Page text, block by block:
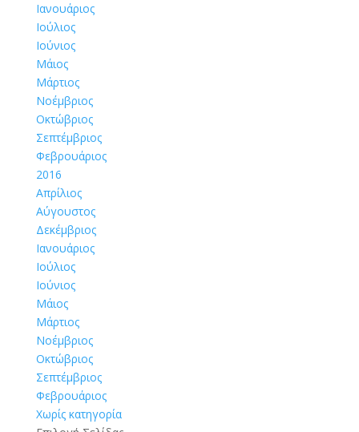
Ιανουάριος
Ιούλιος
Ιούνιος
Μάιος
Μάρτιος
Νοέμβριος
Οκτώβριος
Σεπτέμβριος
Φεβρουάριος
2016
Απρίλιος
Αύγουστος
Δεκέμβριος
Ιανουάριος
Ιούλιος
Ιούνιος
Μάιος
Μάρτιος
Νοέμβριος
Οκτώβριος
Σεπτέμβριος
Φεβρουάριος
Χωρίς κατηγορία